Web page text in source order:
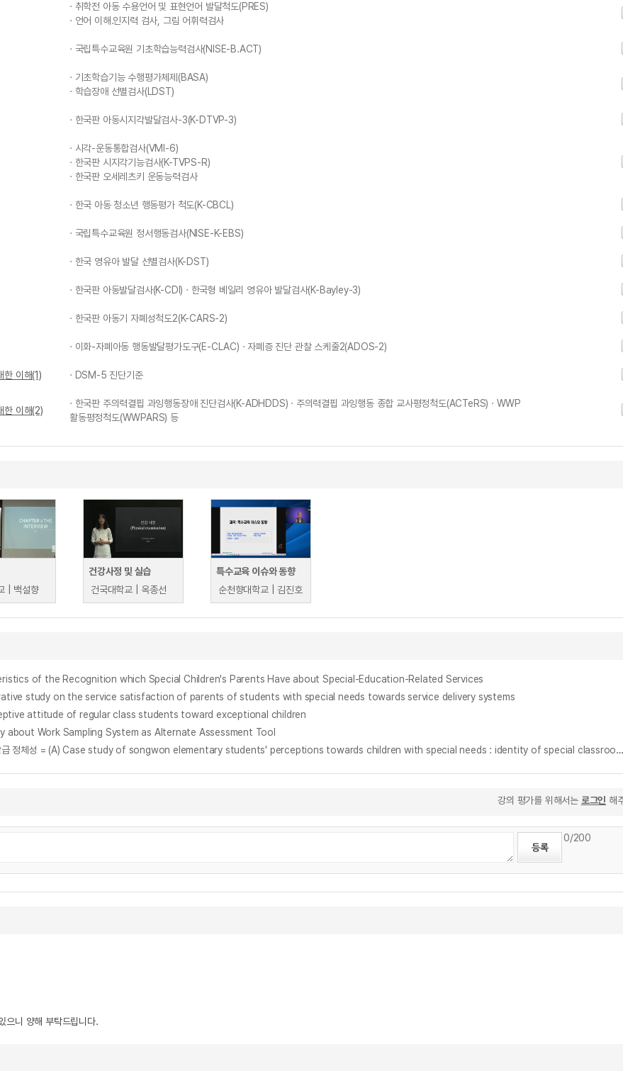
· 취학전 아동 수용언어 및 표현언어 발달척도(PRES)
· 언어 이해․인지력 검사, 그림 어휘력검사
· 국립특수교육원 기초학습능력검사(NISE-B.ACT)
· 기초학습기능 수행평가체제(BASA)
· 학습장애 선별검사(LDST)
· 한국판 아동시지각발달검사-3(K-DTVP-3)
· 시각-운동통합검사(VMI-6)
· 한국판 시지각기능검사(K-TVPS-R)
· 한국판 오세레츠키 운동능력검사
· 한국 아동 청소년 행동평가 척도(K-CBCL)
· 국립특수교육원 정서행동검사(NISE-K-EBS)
· 한국 영유아 발달 선별검사(K-DST)
· 한국판 아동발달검사(K-CDI) · 한국형 베일리 영유아 발달검사(K-Bayley-3)
· 한국판 아동기 자폐성척도2(K-CARS-2)
· 이화-자폐아동 행동발달평가도구(E-CLAC) · 자폐증 진단 관찰 스케줄2(ADOS-2)
한 이해(1) · DSM-5 진단기준
한 이해(2)
· 한국판 주의력결핍 과잉행동장애 진단검사(K-ADHDDS) · 주의력결핍 과잉행동 종합 교사평정척도(ACTeRS) · WWP
활동평정척도(WWPARS) 등
| 백설향
건강사정 및 실습
건국대학교 | 옥종선
특수교육 이슈와 동향
순천향대학교 | 김진호
of the Recognition which Special Children's Parents Have about Special-Education-Related Services
study on the service satisfaction of parents of students with special needs towards service delivery systems
attitude of regular class students toward exceptional children
about Work Sampling System as Alternate Assessment Tool
송원초등학교 학생의 특수 아동 관련 인식 조사 : 물리적 통합학교의 특수학급 정체성 = (A) Case study of songwon elementary students' perceptions
강의 평가를 위해서는 로그인 해
0/200
으니 양해 부탁드립니다.